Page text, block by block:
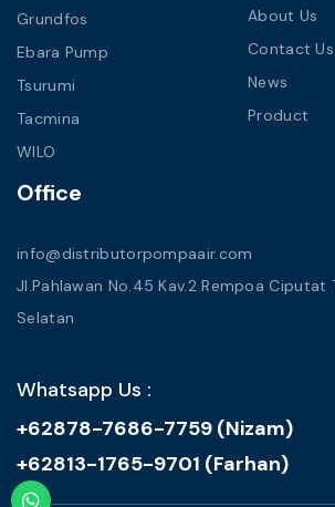
Grundfos
Ebara Pump
Tsurumi
Tacmina
WILO
About Us
Contact Us
News
Product
Office
info@distributorpompaair.com
Jl.Pahlawan No.45 Kav.2 Rempoa Ciputat
Selatan
Whatsapp Us :
+62878-7686-7759 (Nizam)
+62813-1765-9701 (Farhan)